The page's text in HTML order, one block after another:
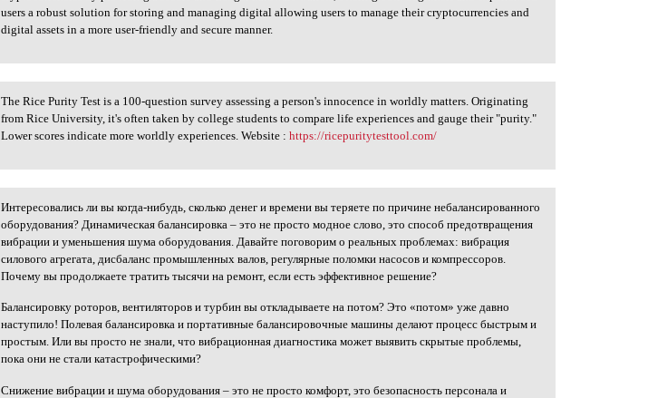
users a robust solution for storing and managing digital allowing users to manage their cryptocurrencies and
digital assets in a more user-friendly and secure manner.
The Rice Purity Test is a 100
The Rice Purity Test is a 100-question survey assessing a person's innocence in worldly matters. Originating
from Rice University, it's often taken by college students to compare life experiences and gauge their "purity."
Lower scores indicate more worldly experiences. Website :https://ricepuritytesttool.com/
Интересовались ли вы когда
Интересовались ли вы когда-нибудь, сколько денег и времени вы теряете по причине небалансированного
оборудования? Динамическая балансировка – это не просто модное слово, это способ предотвращения
вибрации и уменьшения шума оборудования. Давайте поговорим о реальных проблемах: вибрация
силового агрегата, дисбаланс промышленных валов, регулярные поломки насосов и компрессоров.
Почему вы продолжаете тратить тысячи на ремонт, если есть эффективное решение?
Балансировку роторов, вентиляторов и турбин вы откладываете на потом? Это «потом» уже давно
наступило! Полевая балансировка и портативные балансировочные машины делают процесс быстрым и
простым. Или вы просто не знали, что вибрационная диагностика может выявить скрытые проблемы,
пока они не стали катастрофическими?
Снижение вибрации и шума оборудования – это не просто комфорт, это безопасность персонала и